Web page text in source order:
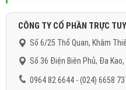
CÔNG TY CỔ PHẦN TRỰC
Số 6/25 Thổ Quan, Khâm
Số 36 Điện Biên Phủ, Đa Kao,
0964 82 6644 - (024) 6658